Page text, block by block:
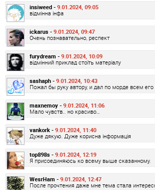
insiweed - 9.01.2024, 09:05
відмінна інфа
ickarus - 9.01.2024, 09:47
Очень познавательно, респект
furydream - 9.01.2024, 10:09
відмінний приклад стоїть матеріалу
sashaph - 9.01.2024, 10:43
Пожал бы руку автору, и дал по морде всем
maxnemoy - 9.01.2024, 11:06
Мало чувств.. но красиво…
vankork - 9.01.2024, 11:40
Дуже дякую. Дуже корисна інформація
top898s - 9.01.2024, 12:19
Я присоединяюсь ко всему выше сказанному.
WesrHam - 9.01.2024, 12:47
После прочтения даже мне тема стала